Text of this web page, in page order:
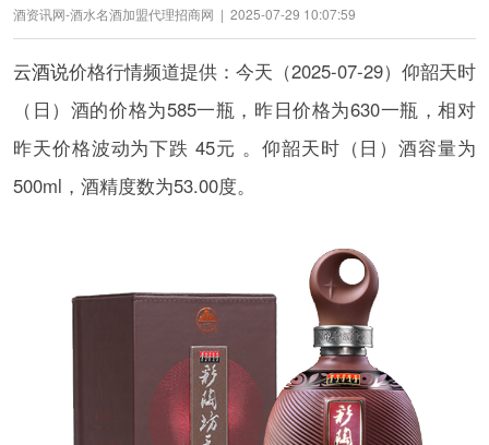
酒资讯网-酒水名酒加盟代理招商网 | 2025-07-29 10:07:59
云酒说价格行情频道提供：今天（2025-07-29）仰韶天时
（日）酒的价格为585一瓶，昨日价格为630一瓶，相对
昨天价格波动为下跌 45元 。仰韶天时（日）酒容量为
500ml，酒精度数为53.00度。